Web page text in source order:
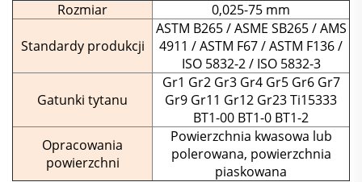
Rozmiar 0,025-75 mm
Standardy produkcji
ASTM B265 / ASME SB265 / AMS
4911 / ASTM F67 / ASTM F136 /
ISO 5832-2 / ISO 5832-3
Gatunki tytanu
Gr1 Gr2 Gr3 Gr4 Gr5 Gr6 Gr7
Gr9 Gr11 Gr12 Gr23 Ti15333
BT1-00 BT1-0 BT1-2
Opracowania
powierzchni
Powierzchnia kwasowa lub
polerowana, powierzchnia
piaskowana